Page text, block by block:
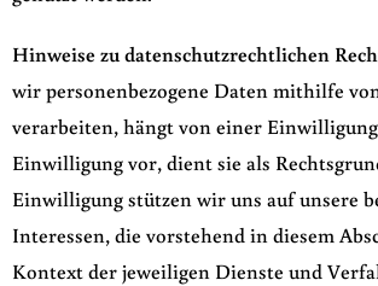
Hinweise zu datenschutzrechtlichen
wir personenbezogene Daten mithilfe
verarbeiten, hängt von einer
Einwilligung vor, dient sie als
Einwilligung stützen wir uns auf unsere
Interessen, die vorstehend in diesem
Kontext der jeweiligen Dienste und